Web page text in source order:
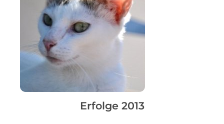
Erfolge 2013